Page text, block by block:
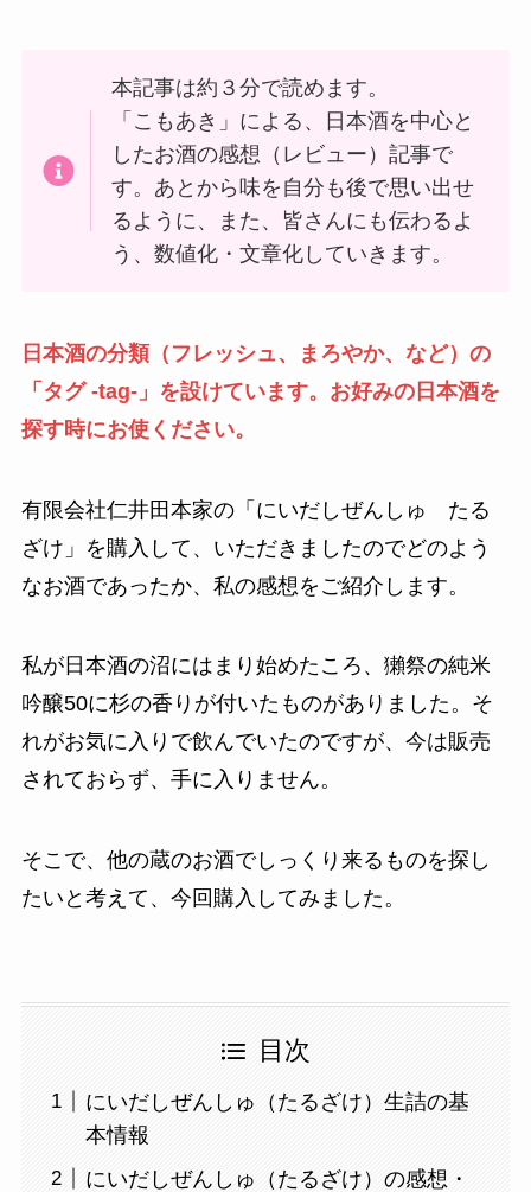
本記事は約３分で読めます。
「こもあき」による、日本酒を中心と
したお酒の感想（レビュー）記事で
す。あとから味を自分も後で思い出せ
るように、また、皆さんにも伝わるよ
う、数値化・文章化していきます。
日本酒の分類（フレッシュ、まろやか、など）の
「タグ -tag-」を設けています。お好みの日本酒を
探す時にお使ください。
有限会社仁井田本家の「にいだしぜんしゅ たる
ざけ」を購入して、いただきましたのでどのよう
なお酒であったか、私の感想をご紹介します。
私が日本酒の沼にはまり始めたころ、獺祭の純米
吟醸50に杉の香りが付いたものがありました。そ
れがお気に入りで飲んでいたのですが、今は販売
されておらず、手に入りません。
そこで、他の蔵のお酒でしっくり来るものを探し
たいと考えて、今回購入してみました。
目次
にいだしぜんしゅ（たるざけ）生詰の基
本情報
にいだしぜんしゅ（たるざけ）の感想・